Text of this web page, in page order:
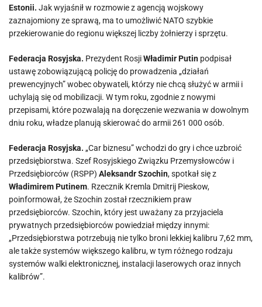
Estonii. Jak wyjaśnił w rozmowie z agencją wojskowy
zaznajomiony ze sprawą, ma to umożliwić NATO szybkie
przekierowanie do regionu większej liczby żołnierzy i sprzętu.
Federacja Rosyjska. Prezydent RosjiWładimir Putin podpisał
ustawę zobowiązującą policję do prowadzenia „działań
prewencyjnych” wobec obywateli, którzy nie chcą służyć w armii i
uchylają się od mobilizacji. W tym roku, zgodnie z nowymi
przepisami, które pozwalają na doręczenie wezwania w dowolnym
dniu roku, władze planują skierować do armii 261 000 osób.
Federacja Rosyjska. „Car biznesu” wchodzi do gry i chce uzbroić
przedsiębiorstwa. Szef Rosyjskiego Związku Przemysłowców i
Przedsiębiorców (RSPP) Aleksandr Szochin, spotkał się z
Władimirem Putinem. Rzecznik Kremla Dmitrij Pieskow,
poinformował, że Szochin został rzecznikiem praw
przedsiębiorców. Szochin, który jest uważany za przyjaciela
prywatnych przedsiębiorców powiedział między innymi:
„Przedsiębiorstwa potrzebują nie tylko broni lekkiej kalibru 7,62 mm,
ale także systemów większego kalibru, w tym różnego rodzaju
systemów walki elektronicznej, instalacji laserowych oraz innych
kalibrów”.